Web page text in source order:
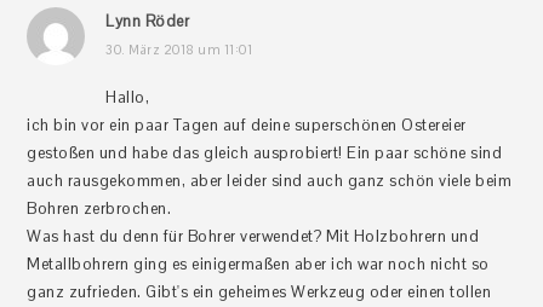
Lynn Röder
30. März 2018 um 11:01
Hallo,
ich bin vor ein paar Tagen auf deine superschönen Ostereier
gestoßen und habe das gleich ausprobiert! Ein paar schöne sind
auch rausgekommen, aber leider sind auch ganz schön viele beim
Bohren zerbrochen.
Was hast du denn für Bohrer verwendet? Mit Holzbohrern und
Metallbohrern ging es einigermaßen aber ich war noch nicht so
ganz zufrieden. Gibt's ein geheimes Werkzeug oder einen tollen